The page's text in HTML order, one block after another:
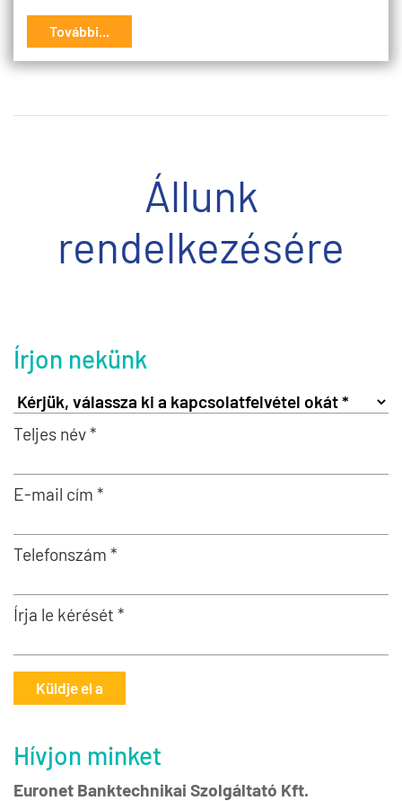
További...
Állunk
rendelkezésére
Írjon nekünk
Teljes név *
E-mail cím *
Telefonszám *
Írja le kérését *
Küldje el a
Hívjon minket
Euronet Banktechnikai Szolgáltató Kft.